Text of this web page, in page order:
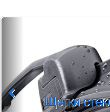
Щетки